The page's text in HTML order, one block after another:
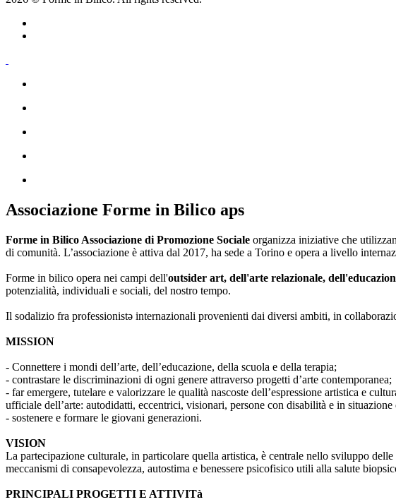
Associazione Forme in Bilico aps
Forme in Bilico Associazione di Promozione Sociale organizza iniziative che
di comunità. L’associazione è attiva dal 2017, ha sede a Torino e opera a livello
Forme in bilico opera nei campi dell'outsider art, dell'arte relazionale,
potenzialità, individuali e sociali, del nostro tempo.
Il sodalizio fra professionistə internazionali provenienti dai diversi ambiti, in
MISSION
- Connettere i mondi dell’arte, dell’educazione, della scuola e della terapia;
- contrastare le discriminazioni di ogni genere attraverso progetti d’arte contemporanea;
- far emergere, tutelare e valorizzare le qualità nascoste dell’espressione artistica e
ufficiale dell’arte: autodidatti, eccentrici, visionari, persone con disabilità e in
- sostenere e formare le giovani generazioni.
VISION
La partecipazione culturale, in particolare quella artistica, è centrale nello sviluppo
meccanismi di consapevolezza, autostima e benessere psicofisico utili alla salute
PRINCIPALI PROGETTI E ATTIVITà